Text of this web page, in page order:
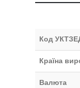
Код
Країна
Валюта